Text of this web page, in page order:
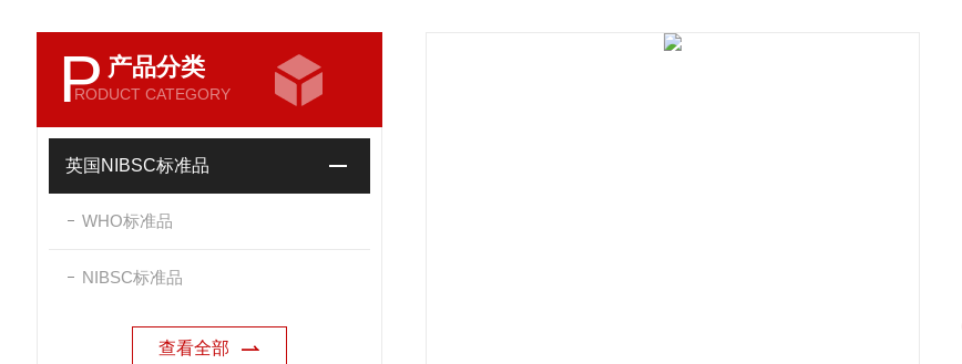
P 产品分类
RODUCT CATEGORY
英国NIBSC标准品
WHO标准品
NIBSC标准品
查看全部